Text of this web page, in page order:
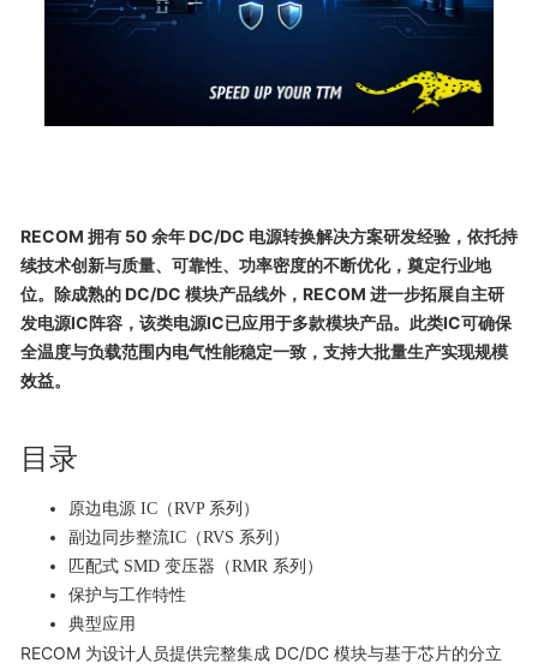
RECOM 拥有 50 余年 DC/DC 电源转换解决方案研发经验，依托持
续技术创新与质量、可靠性、功率密度的不断优化，奠定行业地
位。除成熟的 DC/DC 模块产品线外，RECOM 进一步拓展自主研
发电源IC阵容，该类电源IC已应用于多款模块产品。此类IC可确保
全温度与负载范围内电气性能稳定一致，支持大批量生产实现规模
效益。
目录
原边电源 IC（RVP 系列）
副边同步整流IC（RVS 系列）
匹配式 SMD 变压器（RMR 系列）
保护与工作特性
典型应用
RECOM 为设计人员提供完整集成 DC/DC 模块与基于芯片的分立